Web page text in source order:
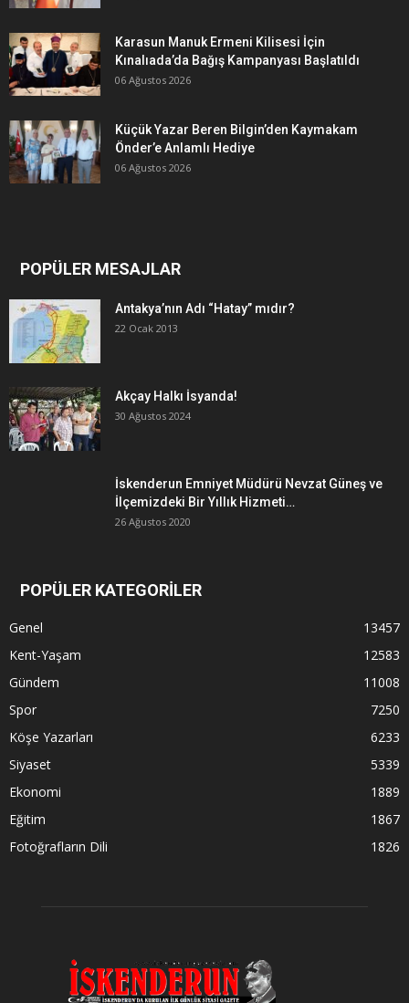
Karasun Manuk Ermeni Kilisesi İçin
Kınalıada’da Bağış Kampanyası Başlatıldı
06 Ağustos 2026
Küçük Yazar Beren Bilgin’den Kaymakam
Önder’e Anlamlı Hediye
06 Ağustos 2026
POPÜLER MESAJLAR
Antakya’nın Adı “Hatay” mıdır?
22 Ocak 2013
Akçay Halkı İsyanda!
30 Ağustos 2024
İskenderun Emniyet Müdürü Nevzat Güneş ve
İlçemizdeki Bir Yıllık Hizmeti…
26 Ağustos 2020
POPÜLER KATEGORİLER
Genel
13457
Kent-Yaşam
12583
Gündem
11008
Spor
7250
Köşe Yazarları
6233
Siyaset
5339
Ekonomi
1889
Eğitim
1867
Fotoğrafların Dili
1826